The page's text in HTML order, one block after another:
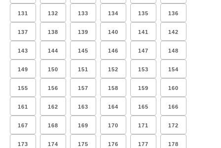
131 132 133 134 135 136
137 138 139 140 141 142
143 144 145 146 147 148
149 150 151 152 153 154
155 156 157 158 159 160
161 162 163 164 165 166
167 168 169 170 171 172
173 174 175 176 177 178